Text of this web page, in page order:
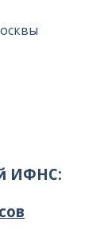
ИФНС: